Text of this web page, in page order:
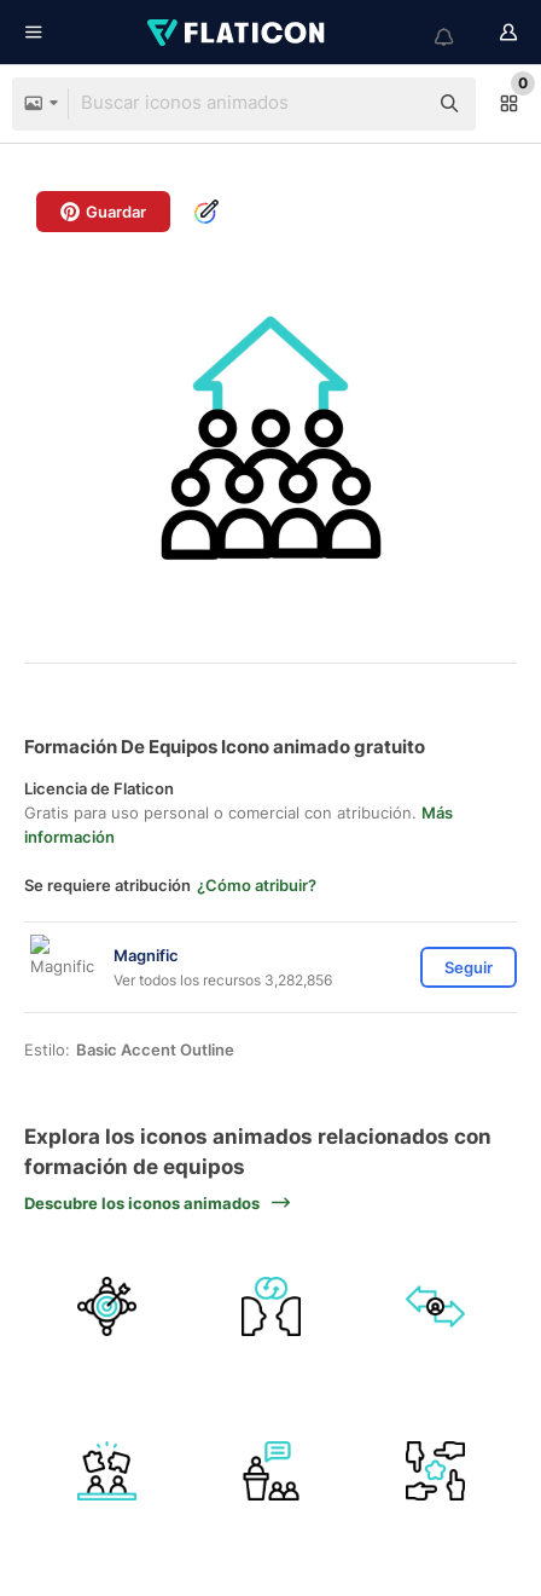
0
Guardar
Formación De Equipos Icono animado gratuito
Licencia de Flaticon
Gratis para uso personal o comercial con atribución. Más
información
Se requiere atribución ¿Cómo atribuir?
Magnific
Ver todos los recursos 3,282,856
Seguir
Estilo: Basic Accent Outline
Explora los iconos animados relacionados con
formación de equipos
Descubre los iconos animados